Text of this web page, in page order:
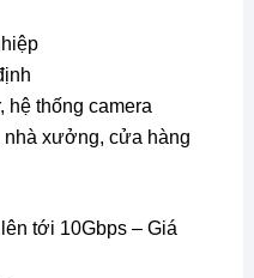
hệ thống camera
nhà xưởng, cửa hàng
tới 10Gbps – Giá